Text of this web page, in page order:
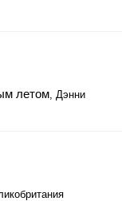
летом, Дэнни